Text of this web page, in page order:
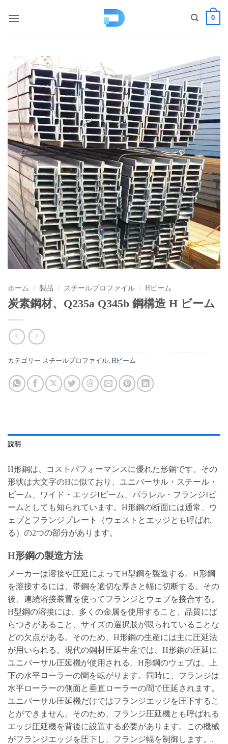
0
ホーム / 製品 / スチールプロファイル / Hビーム
炭素鋼材、Q235a Q345b 鋼構造 H ビーム
カテゴリー スチールプロファイル, Hビーム
説明
H形鋼は、コストパフォーマンスに優れた形鋼です。その
形状は大文字のHに似ており、ユニバーサル・スチール・
ビーム、ワイド・エッジIビーム、パラレル・フランジIビ
ームとしても知られています。H形鋼の断面には通常、ウ
ェブとフランジプレート（ウェストとエッジとも呼ばれ
る）の2つの部分があります。
H形鋼の製造方法
メーカーは溶接や圧延によってH型鋼を製造する。H形鋼
を溶接するには、帯鋼を適切な厚さと幅に切断する。その
後、連続溶接装置を使ってフランジとウェブを接合する。
H型鋼の溶接には、多くの金属を使用すること、品質にば
らつきがあること、サイズの選択肢が限られていることな
どの欠点がある。そのため、H形鋼の生産には主に圧延法
が用いられる。現代の鋼材圧延生産では、H形鋼の圧延に
ユニバーサル圧延機が使用される。H形鋼のウェブは、上
下の水平ローラーの間を転がります。同時に、フランジは
水平ローラーの側面と垂直ローラーの間で圧延されます。
ユニバーサル圧延機だけではフランジエッジを圧下するこ
とができません。そのため、フランジ圧延機とも呼ばれる
エッジ圧延機を背後に設置する必要があります。この機械
がフランジエッジを圧下し、フランジ幅を制御します。.